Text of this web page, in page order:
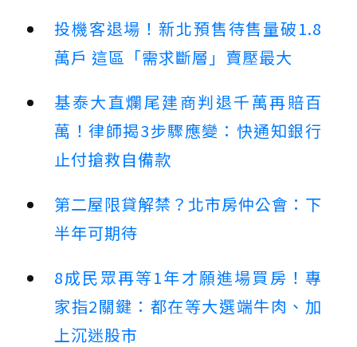
投機客退場！新北預售待售量破1.8
萬戶 這區「需求斷層」賣壓最大
基泰大直爛尾建商判退千萬再賠百
萬！律師揭3步驟應變：快通知銀行
止付搶救自備款
第二屋限貸解禁？北市房仲公會：下
半年可期待
8成民眾再等1年才願進場買房！專
家指2關鍵：都在等大選端牛肉、加
上沉迷股市